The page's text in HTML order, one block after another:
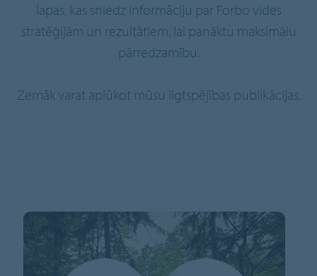
lapas, kas sniedz informāciju par Forbo vides
stratēģijām un rezultātiem, lai panāktu maksimālu
pārredzamību.
Zemāk varat aplūkot mūsu ilgtspējības publikācijas.